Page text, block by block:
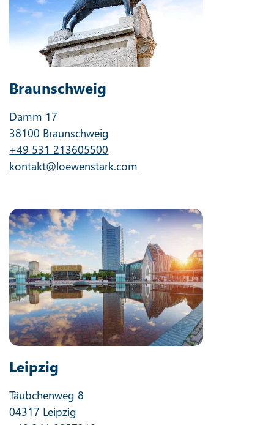
Braunschweig
Damm 17
38100 Braunschweig
+49 531 213605500
kontakt@loewenstark.com
Leipzig
Täubchenweg 8
04317 Leipzig